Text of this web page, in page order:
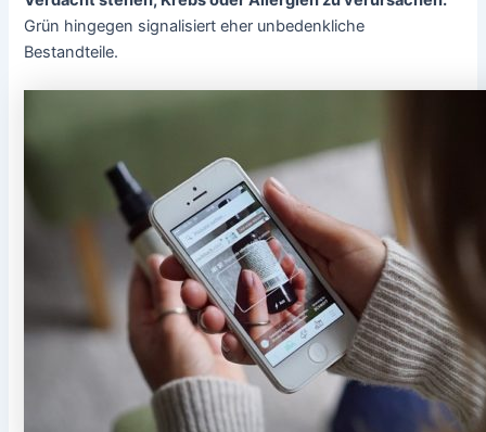
Grün hingegen signalisiert eher unbedenkliche
Bestandteile.